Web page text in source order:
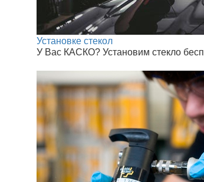
Установке стекол
У Вас КАСКО? Установим стекло